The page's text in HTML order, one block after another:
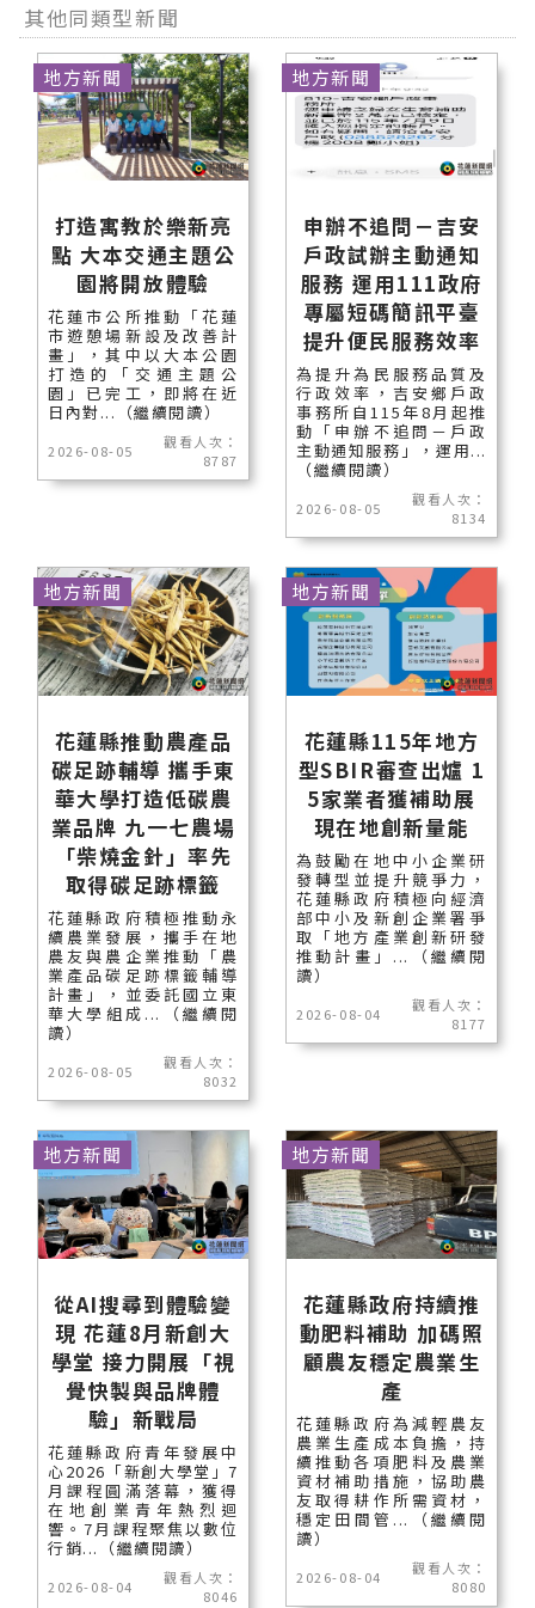
其他同類型新聞
打造寓教於樂新亮
點 大本交通主題公
園將開放體驗
花蓮市公所推動「花蓮
市遊憩場新設及改善計
畫」，其中以大本公園
打造的「交通主題公
園」已完工，即將在近
日內對...（繼續閱讀）
2026-08-05
觀看人次：
8787
地方新聞
申辦不追問－吉安
戶政試辦主動通知
服務 運用111政府
專屬短碼簡訊平臺
提升便民服務效率
為提升為民服務品質及
行政效率，吉安鄉戶政
事務所自115年8月起推
動「申辦不追問－戶政
主動通知服務」，運用...
（繼續閱讀）
2026-08-05
觀看人次：
8134
地方新聞
花蓮縣推動農產品
碳足跡輔導 攜手東
華大學打造低碳農
業品牌 九一七農場
「柴燒金針」率先
取得碳足跡標籤
花蓮縣政府積極推動永
續農業發展，攜手在地
農友與農企業推動「農
業產品碳足跡標籤輔導
計畫」，並委託國立東
華大學組成...（繼續閱
讀）
2026-08-05
觀看人次：
8032
地方新聞
花蓮縣115年地方
型SBIR審查出爐 1
5家業者獲補助展
現在地創新量能
為鼓勵在地中小企業研
發轉型並提升競爭力，
花蓮縣政府積極向經濟
部中小及新創企業署爭
取「地方產業創新研發
推動計畫」...（繼續閱
讀）
2026-08-04
觀看人次：
8177
地方新聞
從AI搜尋到體驗變
現 花蓮8月新創大
學堂 接力開展「視
覺快製與品牌體
驗」新戰局
花蓮縣政府青年發展中
心2026「新創大學堂」7
月課程圓滿落幕，獲得
在地創業青年熱烈迴
響。7月課程聚焦以數位
行銷...（繼續閱讀）
2026-08-04
觀看人次：
8046
地方新聞
花蓮縣政府持續推
動肥料補助 加碼照
顧農友穩定農業生
產
花蓮縣政府為減輕農友
農業生產成本負擔，持
續推動各項肥料及農業
資材補助措施，協助農
友取得耕作所需資材，
穩定田間管...（繼續閱
讀）
2026-08-04
觀看人次：
8080
地方新聞